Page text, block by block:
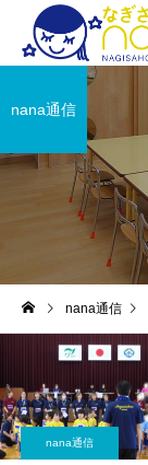
nana通信
nana通信
nana通信